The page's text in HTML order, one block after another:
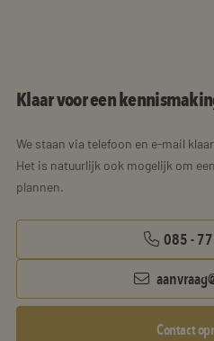
Klaar voor een
We staan via telefoon en e-mail
Het is natuurlijk ook mogelijk om
plannen.
085 -
Contact